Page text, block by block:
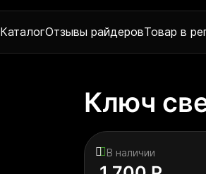
КаталогОтзывы райдеровТовар в
Ключ
В наличии